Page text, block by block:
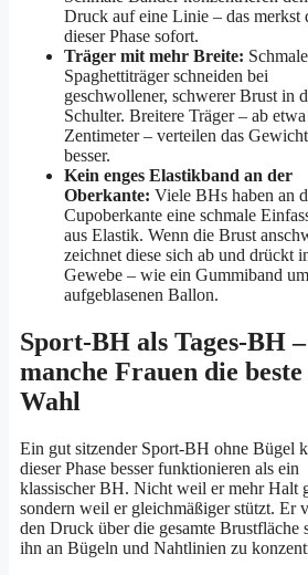
Druck auf eine Linie – das merkst
dieser Phase sofort.
Träger mit mehr Breite: Schmale
Spaghettiträger schneiden bei
geschwollener, schwerer Brust in
Schulter. Breitere Träger – ab
Zentimeter – verteilen das Gewicht
besser.
Kein enges Elastikband an der
Oberkante: Viele BHs haben an
Cupoberkante eine schmale
aus Elastik. Wenn die Brust
zeichnet diese sich ab und drückt
Gewebe – wie ein Gummiband
aufgeblasenen Ballon.
Sport-BH als Tages-BH
manche Frauen die beste
Wahl
Ein gut sitzender Sport-BH ohne Bügel
dieser Phase besser funktionieren als ein
klassischer BH. Nicht weil er mehr Halt
sondern weil er gleichmäßiger stützt. Er
den Druck über die gesamte Brustfläche
ihn an Bügeln und Nahtlinien zu